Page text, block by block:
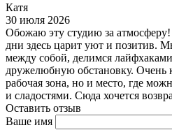
Катя
30 июля 2026
Обожаю эту студию за
дни здесь царит уют и позитив.
между собой, делимся
дружелюбную обстановку. Очень
рабочая зона, но и место, где
и сладостями. Сюда хочется
Оставить отзыв
Ваше имя